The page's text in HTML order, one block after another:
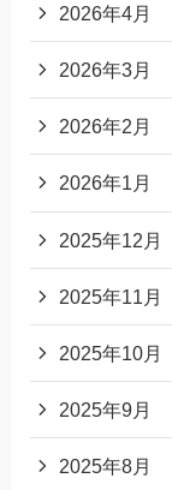
2026年4月
2026年3月
2026年2月
2026年1月
2025年12月
2025年11月
2025年10月
2025年9月
2025年8月